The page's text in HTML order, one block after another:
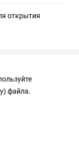
открытия
файла.